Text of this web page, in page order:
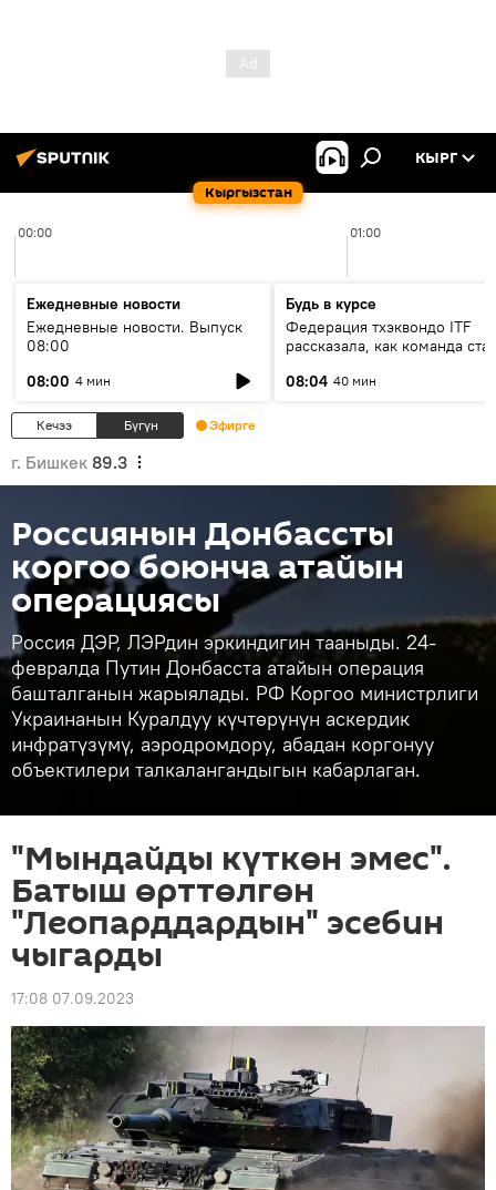
Кыргызстан
КЫРГ
00:00 01:00
Ежедневные новости
Ежедневные новости. Выпуск
08:00
08:00 4 мин
Будь в курсе
Федерация тхэквондо ITF
рассказала, как команда
08:04 40 мин
Кечээ Бүгүн Эфирге
г. Бишкек 89.3
Россиянын Донбассты
коргоо боюнча атайын
операциясы
Россия ДЭР, ЛЭРдин эркиндигин тааныды. 24-
февралда Путин Донбасста атайын операция
башталганын жарыялады. РФ Коргоо министрлиги
Украинанын Куралдуу күчтөрүнүн аскердик
инфратүзүмү, аэродромдору, абадан коргонуу
объектилери талкалангандыгын кабарлаган.
"Мындайды күткөн эмес".
Батыш өрттөлгөн
"Леопарддардын" эсебин
чыгарды
17:08 07.09.2023